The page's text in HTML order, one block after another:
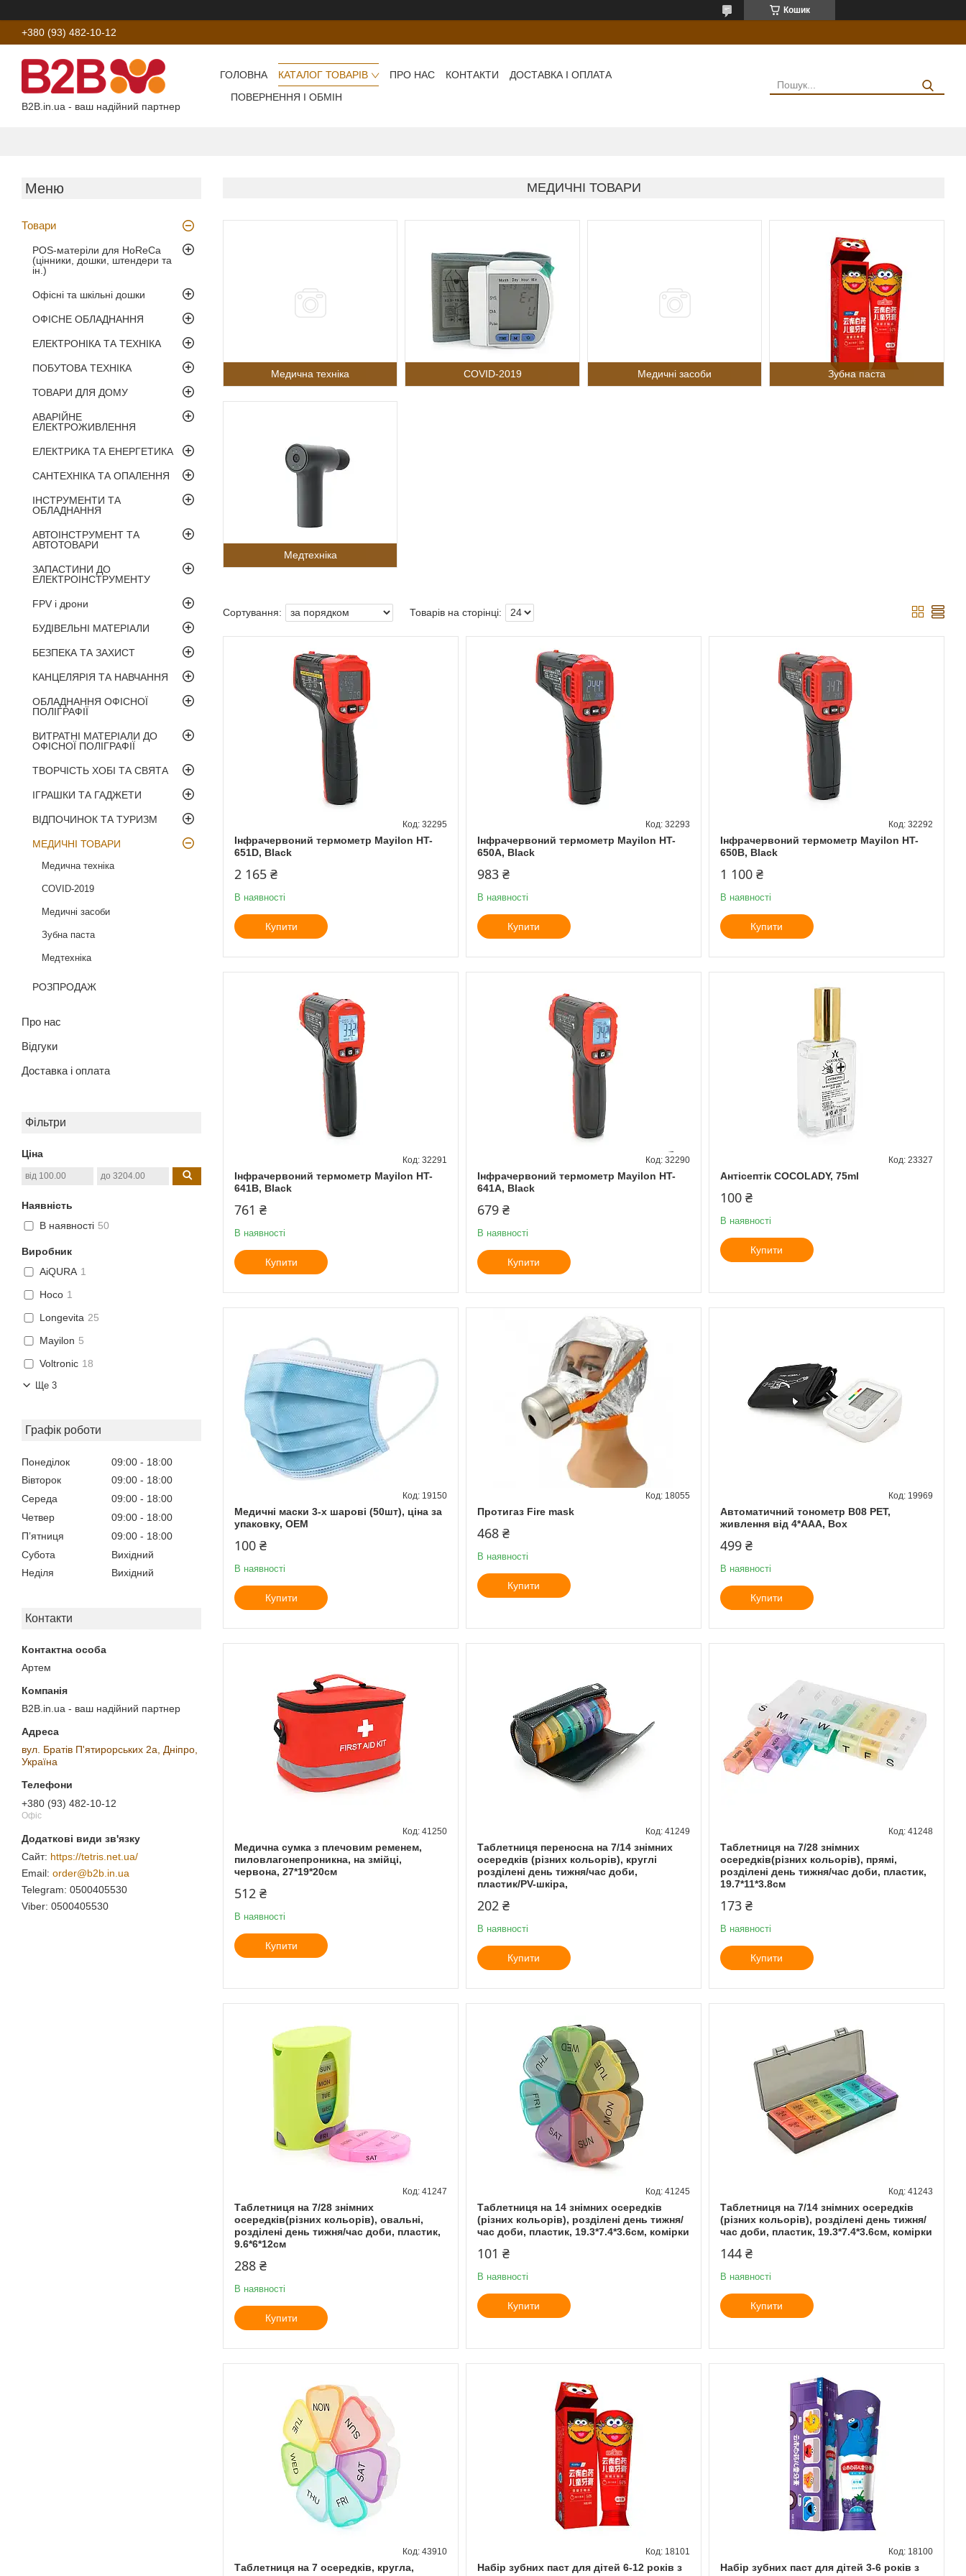
Кошик
+380 (93) 482-10-12
B2B.in.ua - ваш надійний партнер
ГОЛОВНА КАТАЛОГ ТОВАРІВ ПРО НАС КОНТАКТИ
ДОСТАВКА І ОПЛАТА
ПОВЕРНЕННЯ І ОБМІН
Товари
POS-матеріли для HoReCa
(цінники, дошки, штендери та
ін.)
Офісні та шкільні дошки
ОФІСНЕ ОБЛАДНАННЯ
ЕЛЕКТРОНІКА ТА ТЕХНІКА
ПОБУТОВА ТЕХНІКА
ТОВАРИ ДЛЯ ДОМУ
АВАРІЙНЕ
ЕЛЕКТРОЖИВЛЕННЯ
ЕЛЕКТРИКА ТА ЕНЕРГЕТИКА
САНТЕХНІКА ТА ОПАЛЕННЯ
ІНСТРУМЕНТИ ТА
ОБЛАДНАННЯ
АВТОІНСТРУМЕНТ ТА
АВТОТОВАРИ
ЗАПАСТИНИ ДО
ЕЛЕКТРОІНСТРУМЕНТУ
FPV і дрони
БУДІВЕЛЬНІ МАТЕРІАЛИ
БЕЗПЕКА ТА ЗАХИСТ
КАНЦЕЛЯРІЯ ТА НАВЧАННЯ
ОБЛАДНАННЯ ОФІСНОЇ
ПОЛІГРАФІЇ
ВИТРАТНІ МАТЕРІАЛИ ДО
ОФІСНОЇ ПОЛІГРАФІЇ
ТВОРЧІСТЬ ХОБІ ТА СВЯТА
ІГРАШКИ ТА ГАДЖЕТИ
ВІДПОЧИНОК ТА ТУРИЗМ
МЕДИЧНІ ТОВАРИ
Медична техніка
COVID-2019
Медичні засоби
Зубна паста
Медтехніка
РОЗПРОДАЖ
Про нас
Відгуки
Доставка і оплата
Фільтри
Ціна
Наявність
В наявності 50
Виробник
AiQURA 1
Hoco 1
Longevita 25
Mayilon 5
Voltronic 18
Ще 3
Графік роботи
Понеділок 09:00
18:00
Вівторок
09:00
18:00
Середа
09:00
18:00
Четвер
09:00
18:00
Пʼятниця
09:00
18:00
Субота
Вихідний
Неділя
Вихідний
Контакти
Артем
B2B.in.ua - ваш надійний партнер
вул. Братів П'ятирорських 2а, Дніпро,
Україна
+380 (93) 482-10-12
Офіс
https://tetris.net.ua/
order@b2b.in.ua
0500405530
0500405530
МЕДИЧНІ ТОВАРИ
Медична техніка COVID-2019 Медичні засоби Зубна паста
Медтехніка
Інфрачервоний термометр Mayilon HT-
651D, Black
32295
2 165 ₴
В наявності
Купити
Інфрачервоний термометр Mayilon HT-
650A, Black
32293
983 ₴
В наявності
Купити
Інфрачервоний термометр Mayilon HT-
650B, Black
32292
1 100 ₴
В наявності
Купити
Інфрачервоний термометр Mayilon HT-
641B, Black
32291
761 ₴
В наявності
Купити
Інфрачервоний термометр Mayilon HT-
641A, Black
32290
679 ₴
В наявності
Купити
Антісептік COCOLADY, 75ml
23327
100 ₴
В наявності
Купити
Медичні маски 3-х шарові (50шт), ціна за
упаковку, ОЕМ
19150
100 ₴
В наявності
Купити
Протигаз Fire mask
18055
468 ₴
В наявності
Купити
Автоматичний тонометр B08 PET,
живлення від 4*ААА, Box
19969
499 ₴
В наявності
Купити
Медична сумка з плечовим ременем,
пиловлагонепроникна, на змійці,
червона, 27*19*20см
41250
512 ₴
В наявності
Купити
Таблетниця переносна на 7/14 знімних
осередків (різних кольорів), круглі
розділені день тижня/час доби,
пластик/PV-шкіра,
41249
202 ₴
В наявності
Купити
Таблетниця на 7/28 знімних
осередків(різних кольорів), прямі,
розділені день тижня/час доби, пластик,
19.7*11*3.8см
41248
173 ₴
В наявності
Купити
Таблетниця на 7/28 знімних
осередків(різних кольорів), овальні,
розділені день тижня/час доби, пластик,
9.6*6*12см
41247
288 ₴
В наявності
Купити
Таблетниця на 14 знімних осередків
(різних кольорів), розділені день тижня/
час доби, пластик, 19.3*7.4*3.6см, комірки
41245
101 ₴
В наявності
Купити
Таблетниця на 7/14 знімних осередків
(різних кольорів), розділені день тижня/
час доби, пластик, 19.3*7.4*3.6см, комірки
41243
144 ₴
В наявності
Купити
Таблетниця на 7 осередків, кругла,
43910
Набір зубних паст для дітей 6-12 років з
18101
Набір зубних паст для дітей 3-6 років з
18100